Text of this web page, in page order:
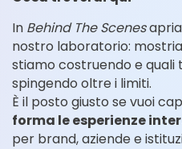
In Behind The Scenes
nostro laboratorio:
stiamo costruendo e quali
spingendo oltre i limiti.
È il posto giusto se vuoi
forma le esperienze
per brand, aziende e